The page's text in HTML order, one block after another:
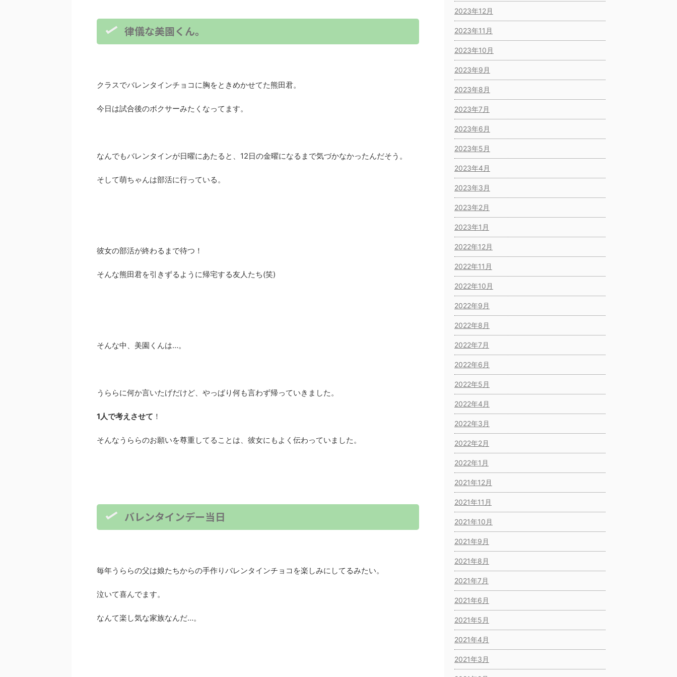
律儀な美園くん。
クラスでバレンタインチョコに胸をときめかせてた熊田君。
今日は試合後のボクサーみたくなってます。
なんでもバレンタインが日曜にあたると、12日の金曜になるまで気づかなかったんだそう。
そして萌ちゃんは部活に行っている。
彼女の部活が終わるまで待つ！
そんな熊田君を引きずるように帰宅する友人たち(笑)
そんな中、美園くんは…。
うららに何か言いたげだけど、やっぱり何も言わず帰っていきました。
1人で考えさせて ！
そんなうららのお願いを尊重してることは、彼女にもよく伝わっていました。
バレンタインデー当日
毎年うららの父は娘たちからの手作りバレンタインチョコを楽しみにしてるみたい。
泣いて喜んでます。
なんて楽し気な家族なんだ…。
2023年12月
2023年11月
2023年10月
2023年9月
2023年8月
2023年7月
2023年6月
2023年5月
2023年4月
2023年3月
2023年2月
2023年1月
2022年12月
2022年11月
2022年10月
2022年9月
2022年8月
2022年7月
2022年6月
2022年5月
2022年4月
2022年3月
2022年2月
2022年1月
2021年12月
2021年11月
2021年10月
2021年9月
2021年8月
2021年7月
2021年6月
2021年5月
2021年4月
2021年3月